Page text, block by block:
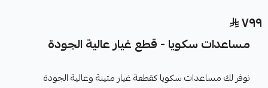
٧٩٩
مساعدات سكويا - قطع غيار عالية الجودة
نوفر لك مساعدات سكويا كقطعة غيار متينة وعالية الجودة